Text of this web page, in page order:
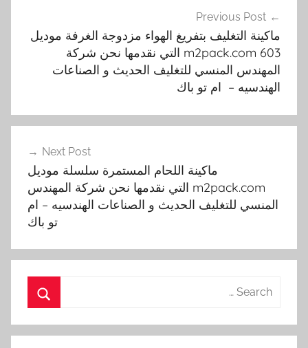
المقالات
Previous Post
ماكينة التغليف بتفريغ الهواء مزدوجة الغرفة موديل
m2pack.com 603 التي نقدمها نحن شركة
المهندس المنسي للتغليف الحديث و الصناعات
الهندسيه – ام تو باك
Next Post
ماكينة اللحام المستمرة سلسلة موديل
m2pack.com التي نقدمها نحن شركة المهندس
المنسي للتغليف الحديث و الصناعات الهندسيه – ام
تو باك
Search